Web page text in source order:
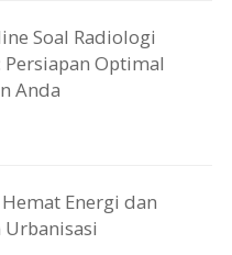
Soal Radiologi
Persiapan Optimal
Anda
Energi dan